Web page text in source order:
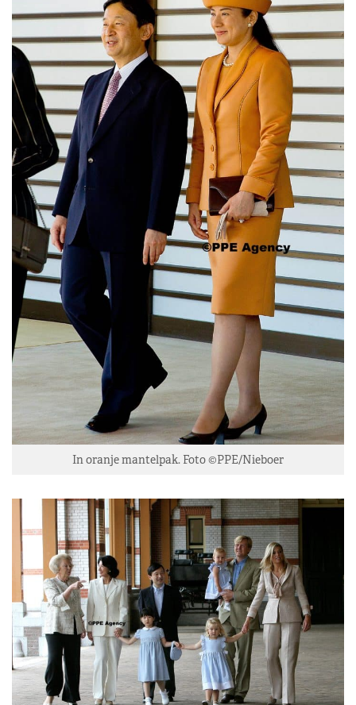
In oranje mantelpak. Foto ©PPE/Nieboer